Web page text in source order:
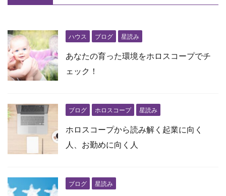
ハウス ブログ 星読み
あなたの育った環境をホロスコープでチ
ェック！
ブログ ホロスコープ 星読み
ホロスコープから読み解く起業に向く
人、お勤めに向く人
ブログ 星読み